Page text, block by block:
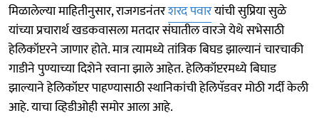
मिळालेल्या माहितीनुसार, राजगडनंतरशरद पवारयांची सुप्रिया सुळे
यांच्या प्रचारार्थ खडकवासला मतदार संघातील वारजे येथे सभेसाठी
हेलिकॉप्टरने जाणार होते. मात्र त्यामध्ये तांत्रिक बिघड झाल्यानं चारचाकी
गाडीने पुण्याच्या दिशेने रवाना झाले आहेत. हेलिकॉप्टरमध्ये बिघाड
झाल्याने हेलिकॉप्टर पाहण्यासाठी स्थानिकांची हेलिपॅडवर मोठी गर्दी केली
आहे. याचा व्हिडीओही समोर आला आहे.